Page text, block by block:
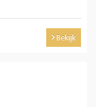
Bekijk